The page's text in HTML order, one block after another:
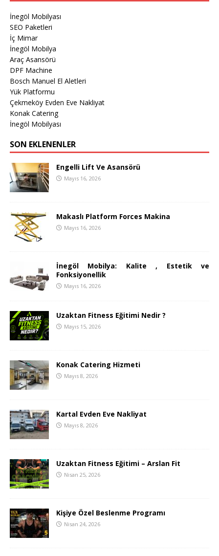
İnegöl Mobilyası
SEO Paketleri
İç Mimar
İnegöl Mobilya
Araç Asansörü
DPF Machine
Bosch Manuel El Aletleri
Yük Platformu
Çekmeköy Evden Eve Nakliyat
Konak Catering
İnegöl Mobilyası
SON EKLENENLER
Engelli Lift Ve Asansörü
Mayıs 16, 2026
Makaslı Platform Forces Makina
Mayıs 16, 2026
İnegöl Mobilya: Kalite , Estetik ve
Fonksiyonellik
Mayıs 16, 2026
Uzaktan Fitness Eğitimi Nedir ?
Mayıs 15, 2026
Konak Catering Hizmeti
Mayıs 8, 2026
Kartal Evden Eve Nakliyat
Mayıs 8, 2026
Uzaktan Fitness Eğitimi – Arslan Fit
Nisan 25, 2026
Kişiye Özel Beslenme Programı
Nisan 24, 2026